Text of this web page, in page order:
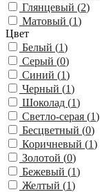
Глянцевый (2)
Матовый (1)
Цвет
Белый (1)
Серый (0)
Синий (1)
Черный (1)
Шоколад (1)
Светло-серая (1)
Бесцветный (0)
Коричневый (1)
Золотой (0)
Бежевый (1)
Желтый (1)